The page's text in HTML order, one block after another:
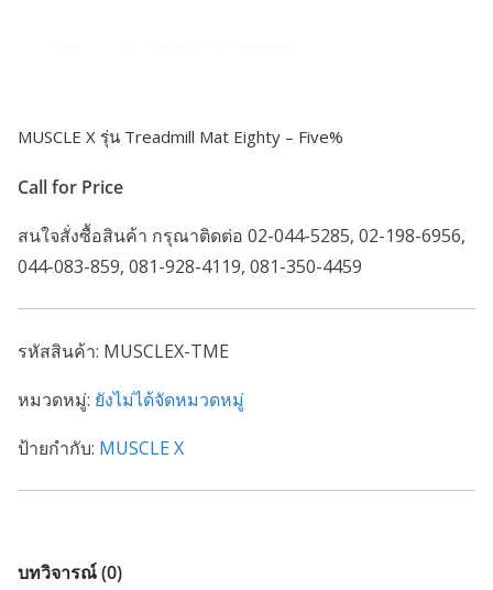
MUSCLE X รุ่น Treadmill Mat Eighty – Five%
Call for Price
สนใจสั่งซื้อสินค้า กรุณาติดต่อ 02-044-5285, 02-198-6956,
044-083-859, 081-928-4119, 081-350-4459
รหัสสินค้า: MUSCLEX-TME
หมวดหมู่: ยังไม่ได้จัดหมวดหมู่
ป้ายกำกับ: MUSCLE X
บทวิจารณ์ (0)